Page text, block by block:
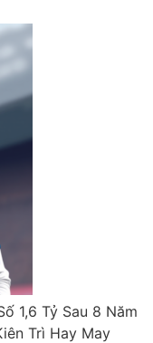
1,6 Tỷ Sau 8 Năm
Trì Hay May